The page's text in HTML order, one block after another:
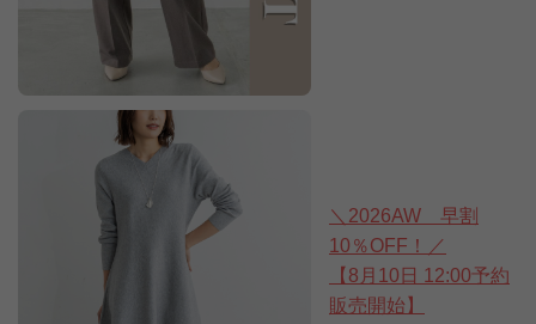
＼2026AW 早割
10％OFF！／
【8月10日 12:00予約
販売開始】